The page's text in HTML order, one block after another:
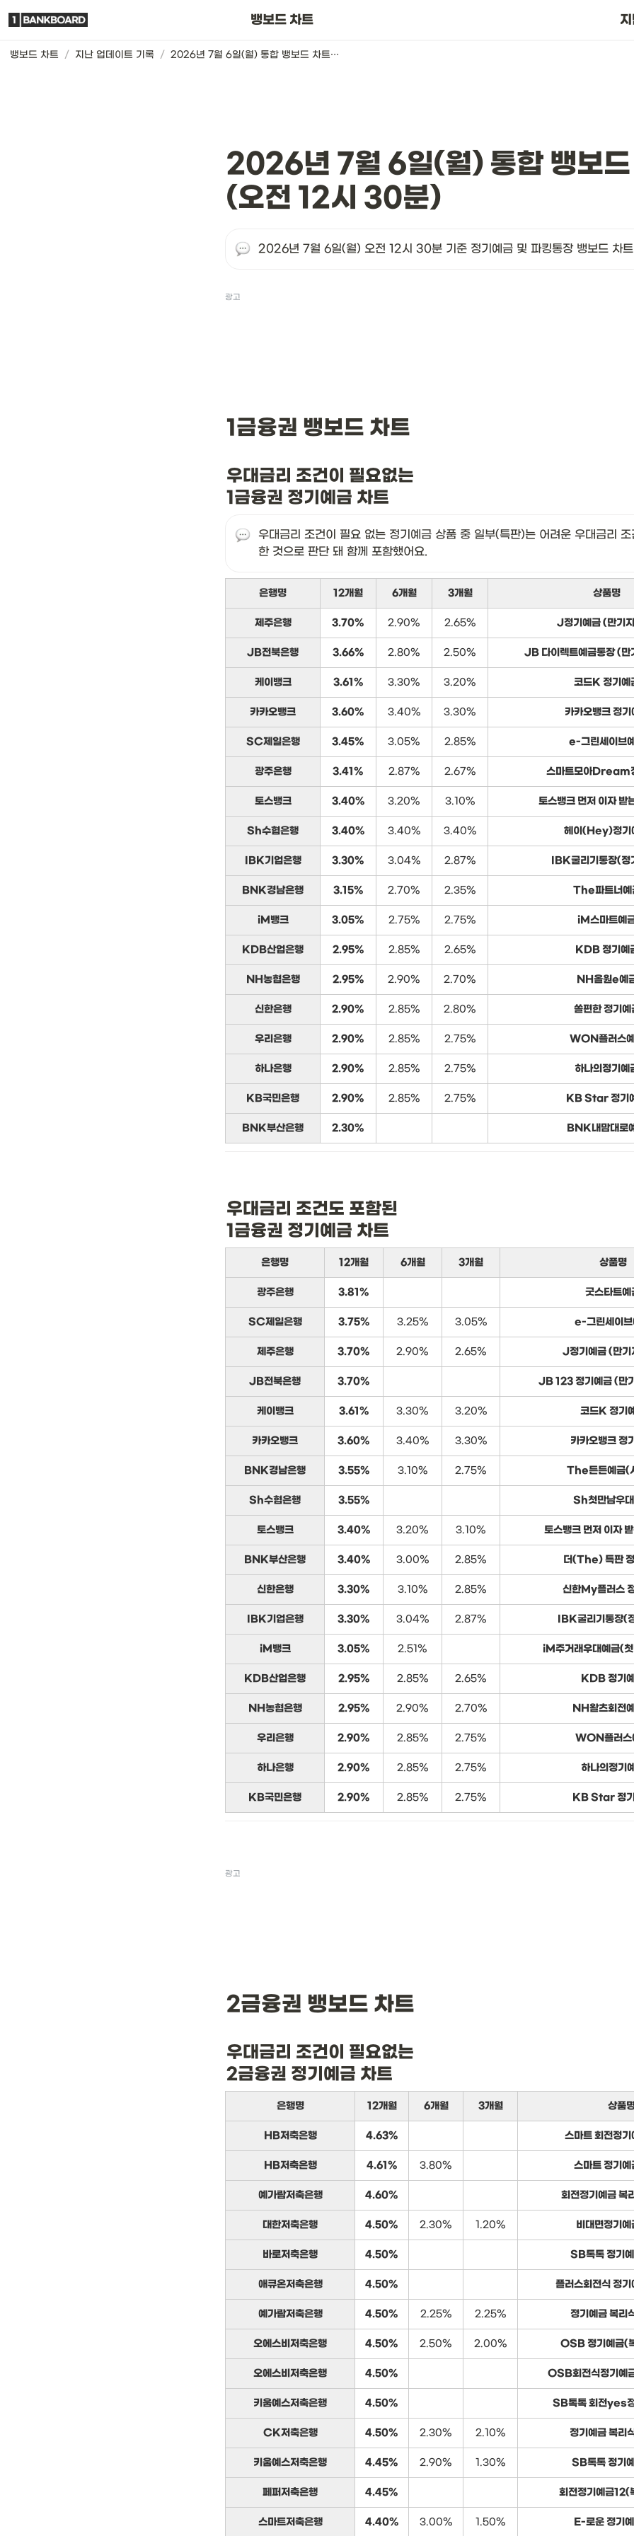
뱅보드 차트
뱅보드 차트 / 지난 업데이트 기록 / 2026년 7월 6일(월) 통합 뱅보드 차트(오전 12시 30분)
뱅보드 차트는요?
2026년 7월 6일(월) 통합 뱅보드
(오전 12시 30분)
2026년 7월 6일(월) 오전 12시 30분 기준 정기예금 및 파킹통장 뱅보드 차트
광고
1금융권 뱅보드 차트
우대금리 조건이 필요없는
1금융권 정기예금 차트
우대금리 조건이 필요 없는 정기예금 상품 중 일부(특판)는 어려운 우대금리
한 것으로 판단 돼 함께 포함했어요.
은행명 12개월 6개월 3개월 상품명
제주은행 3.70% 2.90% 2.65% J정기예금 (만기
JB전북은행 3.66% 2.80% 2.50% JB 다이렉트예금통장 (만
케이뱅크 3.61% 3.30% 3.20% 코드K 정기예
카카오뱅크 3.60% 3.40% 3.30% 카카오뱅크 정기
SC제일은행 3.45% 3.05% 2.85% e-그린세이브
광주은행 3.41% 2.87% 2.67% 스마트모아Dream
토스뱅크 3.40% 3.20% 3.10% 토스뱅크 먼저 이자 받
Sh수협은행 3.40% 3.40% 3.40% 헤이(Hey)정기
IBK기업은행 3.30% 3.04% 2.87% IBK굴리기통장(정
BNK경남은행 3.15% 2.70% 2.35% The파트너예
iM뱅크 3.05% 2.75% 2.75% iM스마트예
KDB산업은행 2.95% 2.85% 2.65% KDB 정기예
NH농협은행 2.95% 2.90% 2.70% NH올원e예
신한은행 2.90% 2.85% 2.80% 쏠편한 정기예
우리은행 2.90% 2.85% 2.75% WON플러스
하나은행 2.90% 2.85% 2.75% 하나의정기예
KB국민은행 2.90% 2.85% 2.75% KB Star 정기
BNK부산은행 2.30% BNK내맘대로
우대금리 조건도 포함된
1금융권 정기예금 차트
은행명 12개월 6개월 3개월 상품명
광주은행 3.81% 굿스타트예
SC제일은행 3.75% 3.25% 3.05% e-그린세이브
제주은행 3.70% 2.90% 2.65% J정기예금 (만기
JB전북은행 3.70% JB 123 정기예금 (만
케이뱅크 3.61% 3.30% 3.20% 코드K 정기
카카오뱅크 3.60% 3.40% 3.30% 카카오뱅크 정
BNK경남은행 3.55% 3.10% 2.75% The든든예금(
Sh수협은행 3.55% Sh첫만남우
토스뱅크 3.40% 3.20% 3.10% 토스뱅크 먼저 이자
BNK부산은행 3.40% 3.00% 2.85% 더(The) 특판
신한은행 3.30% 3.10% 2.85% 신한My플러스
IBK기업은행 3.30% 3.04% 2.87% IBK굴리기통장(
iM뱅크 3.05% 2.51% iM주거래우대예금(
KDB산업은행 2.95% 2.85% 2.65% KDB 정기
NH농협은행 2.95% 2.90% 2.70% NH왈츠회전예
우리은행 2.90% 2.85% 2.75% WON플러스
하나은행 2.90% 2.85% 2.75% 하나의정기
KB국민은행 2.90% 2.85% 2.75% KB Star 정
광고
2금융권 뱅보드 차트
우대금리 조건이 필요없는
2금융권 정기예금 차트
은행명 12개월 6개월 3개월 상품
HB저축은행 4.63% 스마트 회전정기
HB저축은행 4.61% 3.80% 스마트 정기예
예가람저축은행 4.60% 회전정기예금 복
대한저축은행 4.50% 2.30% 1.20% 비대면정기
바로저축은행 4.50% SB톡톡 정기
애큐온저축은행 4.50% 플러스회전식 정
예가람저축은행 4.50% 2.25% 2.25% 정기예금 복리
오에스비저축은행 4.50% 2.50% 2.00% OSB 정기예금(
오에스비저축은행 4.50% OSB회전식정기예
키움예스저축은행 4.50% SB톡톡 회전yes
CK저축은행 4.50% 2.30% 2.10% 정기예금 복리
키움예스저축은행 4.45% 2.90% 1.30% SB톡톡 정기
페퍼저축은행 4.45% 회전정기예금12(
스마트저축은행 4.40% 3.00% 1.50% E-로운 정기